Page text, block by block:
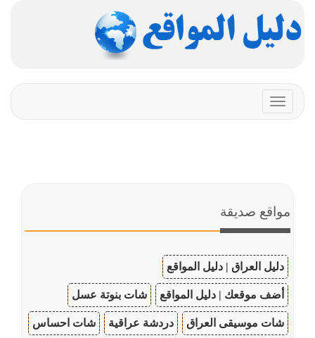
Toggle
navigation
مواقع صديقة
دليل العراق | دليل المواقع
أضف موقعك | دليل المواقع شات بنوتة عسل
شات موسيقى العراق دردشة عراقية شات احساس